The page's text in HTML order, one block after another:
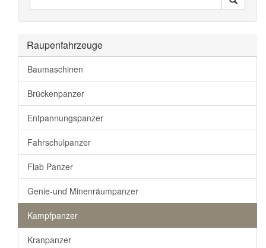
Durchsuchen
Raupenfahrzeuge
Baumaschinen
Brückenpanzer
Entpannungspanzer
Fahrschulpanzer
Flab Panzer
Genie-und Minenräumpanzer
Kampfpanzer
Kranpanzer